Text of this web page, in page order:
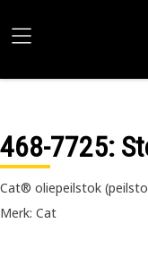
468-7725:
Cat® oliepeilstok
Merk: Cat